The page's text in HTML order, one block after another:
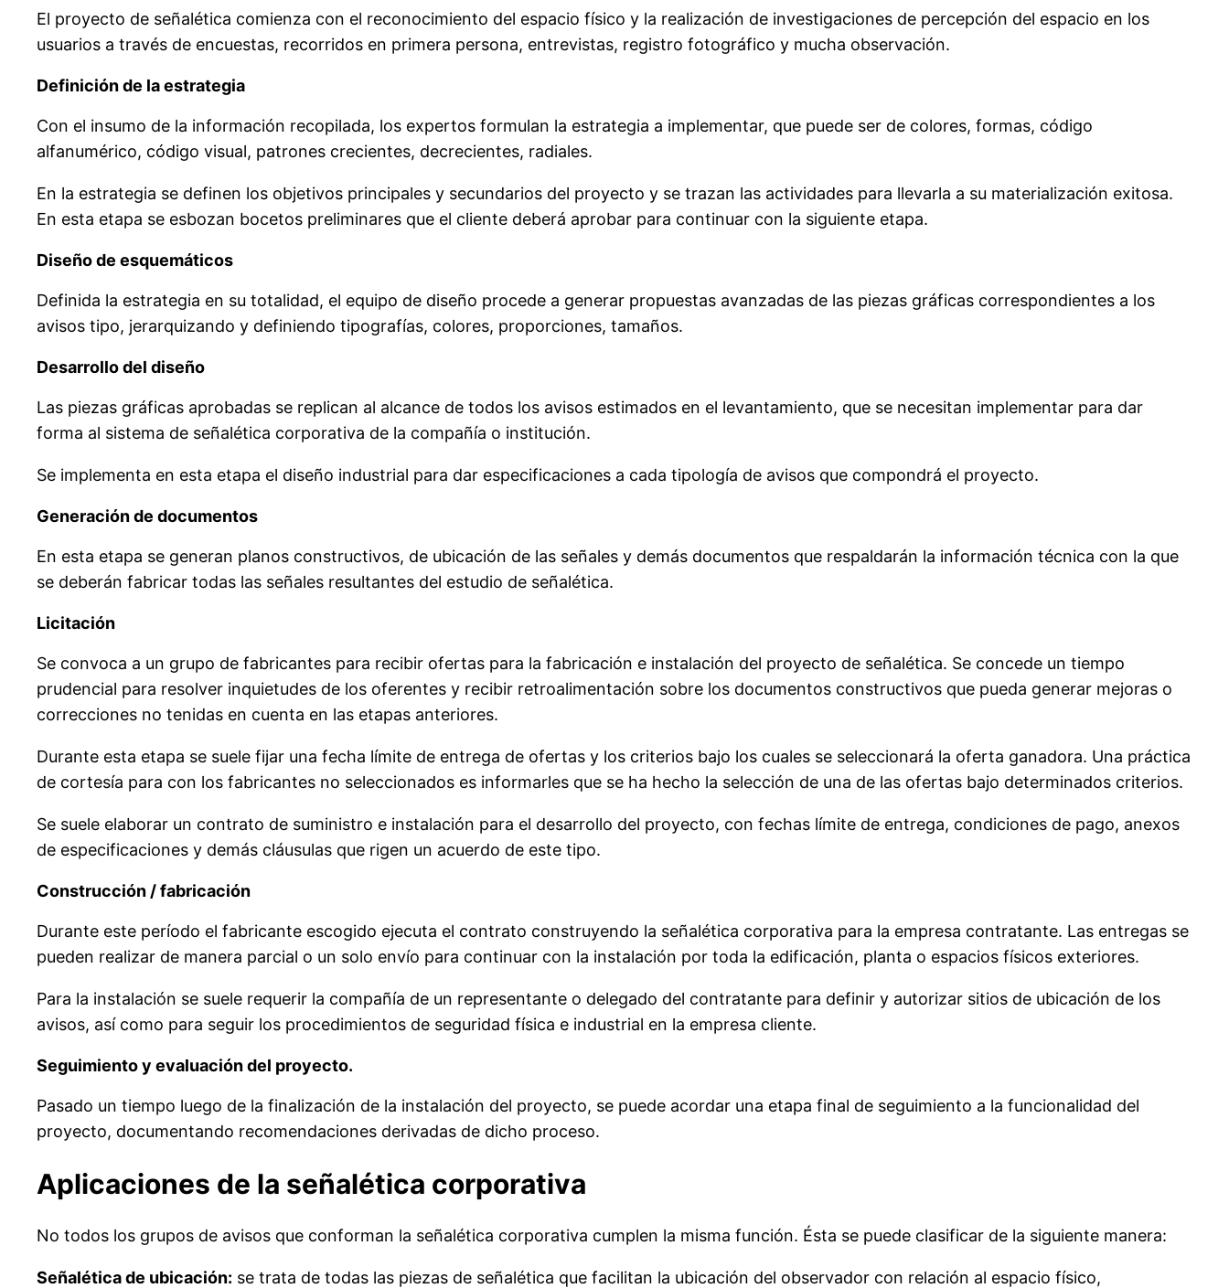
El proyecto de señalética comienza con el reconocimiento del espacio físico y la realización de investigaciones de percepción del espacio en los
usuarios a través de encuestas, recorridos en primera persona, entrevistas, registro fotográfico y mucha observación.
Definición de la estrategia
Con el insumo de la información recopilada, los expertos formulan la estrategia a implementar, que puede ser de colores, formas, código
alfanumérico, código visual, patrones crecientes, decrecientes, radiales.
En la estrategia se definen los objetivos principales y secundarios del proyecto y se trazan las actividades para llevarla a su materialización exitosa.
En esta etapa se esbozan bocetos preliminares que el cliente deberá aprobar para continuar con la siguiente etapa.
Diseño de esquemáticos
Definida la estrategia en su totalidad, el equipo de diseño procede a generar propuestas avanzadas de las piezas gráficas correspondientes a los
avisos tipo, jerarquizando y definiendo tipografías, colores, proporciones, tamaños.
Desarrollo del diseño
Las piezas gráficas aprobadas se replican al alcance de todos los avisos estimados en el levantamiento, que se necesitan implementar para dar
forma al sistema de señalética corporativa de la compañía o institución.
Se implementa en esta etapa el diseño industrial para dar especificaciones a cada tipología de avisos que compondrá el proyecto.
Generación de documentos
En esta etapa se generan planos constructivos, de ubicación de las señales y demás documentos que respaldarán la información técnica con la que
se deberán fabricar todas las señales resultantes del estudio de señalética.
Licitación
Se convoca a un grupo de fabricantes para recibir ofertas para la fabricación e instalación del proyecto de señalética. Se concede un tiempo
prudencial para resolver inquietudes de los oferentes y recibir retroalimentación sobre los documentos constructivos que pueda generar mejoras o
correcciones no tenidas en cuenta en las etapas anteriores.
Durante esta etapa se suele fijar una fecha límite de entrega de ofertas y los criterios bajo los cuales se seleccionará la oferta ganadora. Una práctica
de cortesía para con los fabricantes no seleccionados es informarles que se ha hecho la selección de una de las ofertas bajo determinados criterios.
Se suele elaborar un contrato de suministro e instalación para el desarrollo del proyecto, con fechas límite de entrega, condiciones de pago, anexos
de especificaciones y demás cláusulas que rigen un acuerdo de este tipo.
Construcción / fabricación
Durante este período el fabricante escogido ejecuta el contrato construyendo la señalética corporativa para la empresa contratante. Las entregas se
pueden realizar de manera parcial o un solo envío para continuar con la instalación por toda la edificación, planta o espacios físicos exteriores.
Para la instalación se suele requerir la compañía de un representante o delegado del contratante para definir y autorizar sitios de ubicación de los
avisos, así como para seguir los procedimientos de seguridad física e industrial en la empresa cliente.
Seguimiento y evaluación del proyecto.
Pasado un tiempo luego de la finalización de la instalación del proyecto, se puede acordar una etapa final de seguimiento a la funcionalidad del
proyecto, documentando recomendaciones derivadas de dicho proceso.
Aplicaciones de la señalética corporativa
No todos los grupos de avisos que conforman la señalética corporativa cumplen la misma función. Ésta se puede clasificar de la siguiente manera:
Señalética de ubicación: se trata de todas las piezas de señalética que facilitan la ubicación del observador con relación al espacio físico,